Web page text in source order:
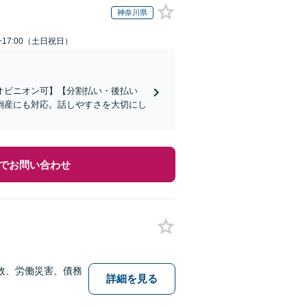
神奈川県
（土日祝日）
ニオン可】【分割払い・後払い
にも対応。話しやすさを大切にし
お問い合わせ
、労働災害、債務
詳細を見る